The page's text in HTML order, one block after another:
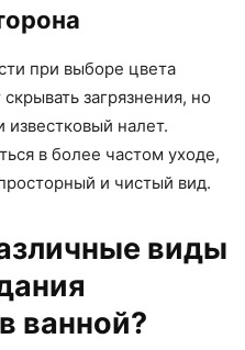
при выборе цвета
загрязнения, но
налет.
в более частом уходе,
и чистый вид.
виды
ванной?